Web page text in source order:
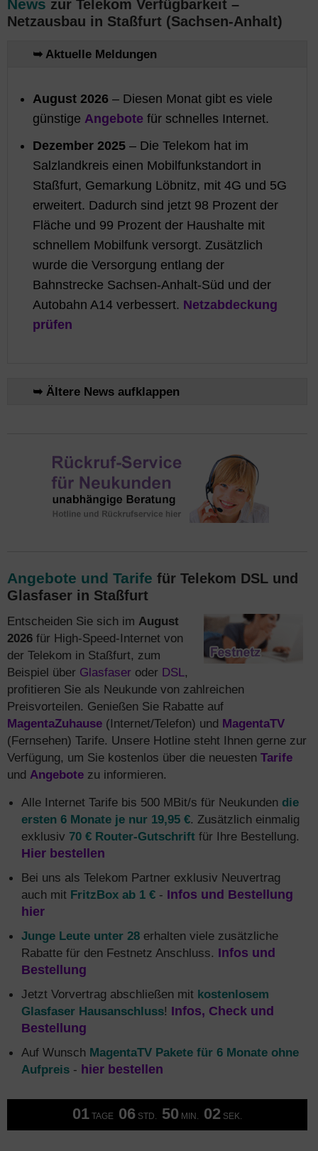
News zur Telekom Verfügbarkeit –
Netzausbau in Staßfurt (Sachsen-Anhalt)
➥ Aktuelle Meldungen
August 2026 – Diesen Monat gibt es viele
günstige Angebote für schnelles Internet.
Dezember 2025 – Die Telekom hat im
Salzlandkreis einen Mobilfunkstandort in
Staßfurt, Gemarkung Löbnitz, mit 4G und 5G
erweitert. Dadurch sind jetzt 98 Prozent der
Fläche und 99 Prozent der Haushalte mit
schnellem Mobilfunk versorgt. Zusätzlich
wurde die Versorgung entlang der
Bahnstrecke Sachsen-Anhalt-Süd und der
Autobahn A14 verbessert. Netzabdeckung
prüfen
➥ Ältere News aufklappen
Angebote und Tarife für Telekom DSL und
Glasfaser in Staßfurt
Entscheiden Sie sich im August
2026 für High-Speed-Internet von
der Telekom in Staßfurt, zum
Beispiel über Glasfaser oder DSL,
profitieren Sie als Neukunde von zahlreichen
Preisvorteilen. Genießen Sie Rabatte auf
MagentaZuhause (Internet/Telefon) und MagentaTV
(Fernsehen) Tarife. Unsere Hotline steht Ihnen gerne zur
Verfügung, um Sie kostenlos über die neuesten Tarife
und Angebote zu informieren.
Alle Internet Tarife bis 500 MBit/s für Neukunden die
ersten 6 Monate je nur 19,95 €. Zusätzlich einmalig
exklusiv 70 € Router-Gutschrift für Ihre Bestellung.
Hier bestellen
Bei uns als Telekom Partner exklusiv Neuvertrag
auch mit FritzBox ab 1 € - Infos und Bestellung
hier
Junge Leute unter 28 erhalten viele zusätzliche
Rabatte für den Festnetz Anschluss. Infos und
Bestellung
Jetzt Vorvertrag abschließen mit kostenlosem
Glasfaser Hausanschluss! Infos, Check und
Bestellung
Auf Wunsch MagentaTV Pakete für 6 Monate ohne
Aufpreis - hier bestellen
01 TAGE 06 STD. 50 MIN. 01 SEK.